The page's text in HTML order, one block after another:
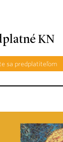
KN
sa predplatiteľom